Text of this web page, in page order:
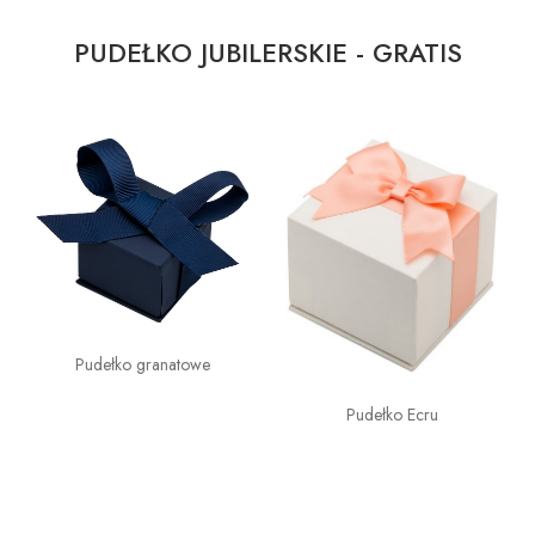
PUDEŁKO JUBILERSKIE - GRATIS
Pudełko granatowe
Pudełko Ecru